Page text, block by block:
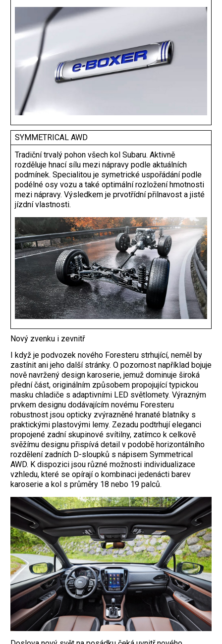
SYMMETRICAL AWD
Tradiční trvalý pohon všech kol Subaru. Aktivně
rozděluje hnací sílu mezi nápravy podle aktuálních
podmínek. Specialitou je symetrické uspořádání podle
podélné osy vozu a také optimální rozložení hmotnosti
mezi nápravy. Výsledkem je prvotřídní přilnavost a jisté
jízdní vlastnosti.
Nový zvenku i zevnitř
I když je podvozek nového Foresteru strhující, neměl by
zastínit ani jeho další stránky. O pozornost například bojuje
nově navržený design karoserie, jemuž dominuje široká
přední část, originálním způsobem propojující typickou
masku chladiče s adaptivními LED světlomety. Výrazným
prvkem designu dodávajícím novému Foresteru
robustnost jsou opticky zvýrazněné hranaté blatníky s
praktickými plastovými lemy. Zezadu podtrhují eleganci
propojené zadní skupinové svítilny, zatímco k celkově
svěžímu designu přispívá detail v podobě horizontálního
rozdělení zadních D-sloupků s nápisem Symmetrical
AWD. K dispozici jsou různé možnosti individualizace
vzhledu, které se opírají o kombinaci jedenácti barev
karoserie a kol s průměry 18 nebo 19 palců.